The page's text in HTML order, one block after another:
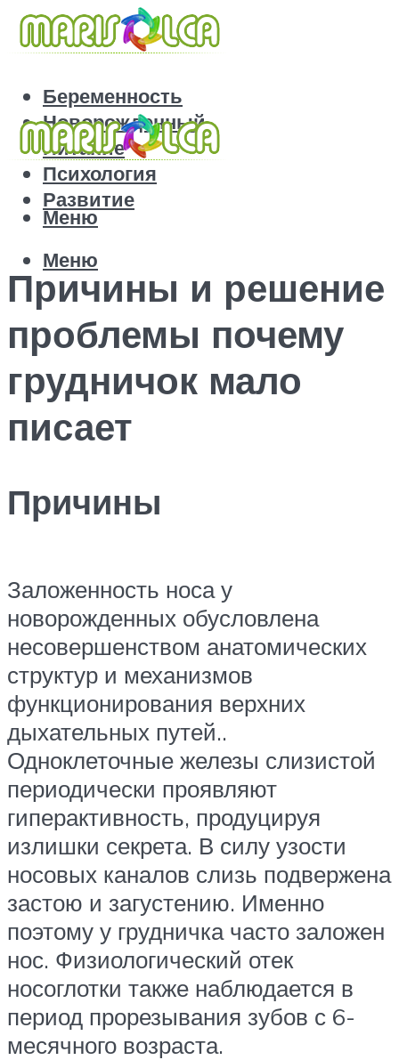
Беременность
Новорожденный
Питание
Психология
Развитие
Меню
Меню
Причины и решение
проблемы почему
грудничок мало
писает
Причины
Заложенность носа у
новорожденных обусловлена
несовершенством анатомических
структур и механизмов
функционирования верхних
дыхательных путей..
Одноклеточные железы слизистой
периодически проявляют
гиперактивность, продуцируя
излишки секрета. В силу узости
носовых каналов слизь подвержена
застою и загустению. Именно
поэтому у грудничка часто заложен
нос. Физиологический отек
носоглотки также наблюдается в
период прорезывания зубов с 6-
месячного возраста.